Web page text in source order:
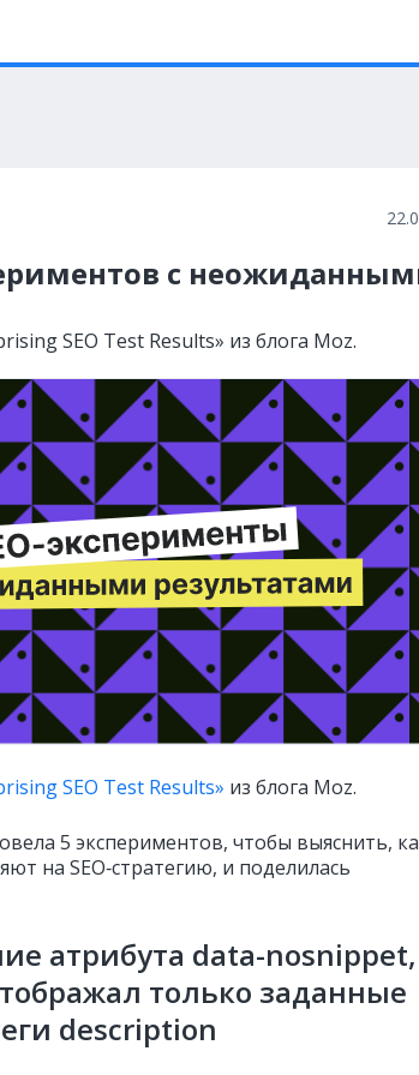
с
SEO Test Results» из блога Moz.
SEO Test Results» из блога Moz.
5 экспериментов, чтобы выяснить,
на SEO‑стратегию, и поделилась
атрибута data-nosnippet,
только заданные
description